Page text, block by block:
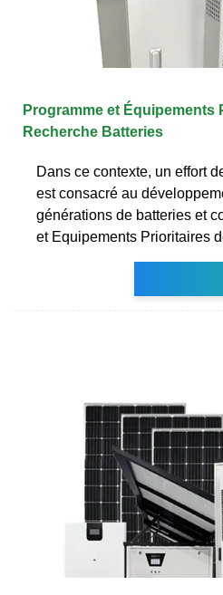
Programme et Équipements
Recherche Batteries
Dans ce contexte, un effort
est consacré au
générations de batteries et
et Equipements Prioritaires